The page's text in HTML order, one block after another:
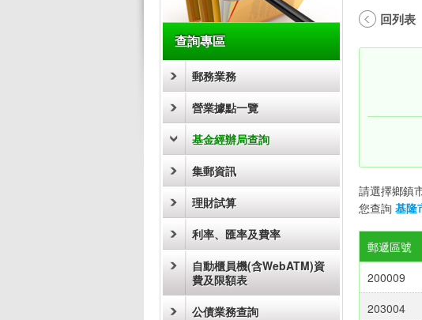
查詢專區
郵務業務
營業據點一覽
基金經辦局查詢
集郵資訊
理財試算
利率、匯率及費率
自動櫃員機(含WebATM)資
費及限額表
公債業務查詢
回列表
請選擇鄉鎮
您查詢 基隆
郵遞區號
200009
203004